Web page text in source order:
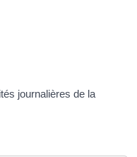
journalières de la